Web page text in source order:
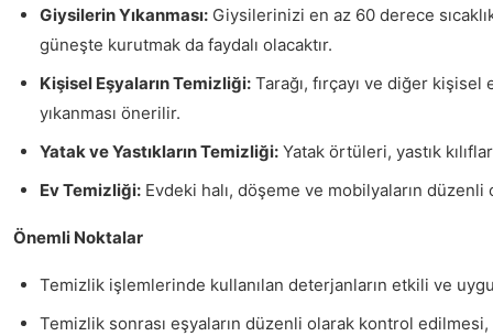
Giysilerin Yıkanması: Giysilerinizi en az 60 derece
güneşte kurutmak da faydalı olacaktır.
Kişisel Eşyaların Temizliği: Tarağı, fırçayı ve diğer
yıkanması önerilir.
Yatak ve Yastıkların Temizliği: Yatak örtüleri, yastık
Ev Temizliği: Evdeki halı, döşeme ve mobilyaların
Önemli Noktalar
Temizlik işlemlerinde kullanılan deterjanların etkili ve
Temizlik sonrası eşyaların düzenli olarak kontrol